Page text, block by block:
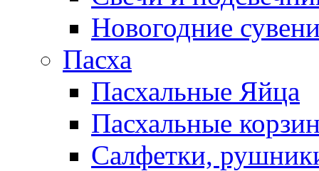
Новогодние
Пасха
Пасхальные Яйца
Пасхальные
Салфетки,